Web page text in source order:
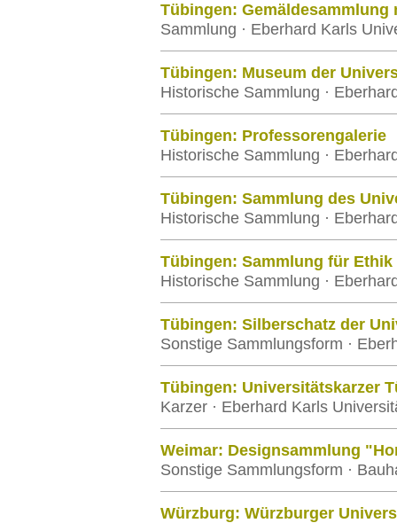
Tübingen:
Sammlung · Eberhard Karls
Tübingen: Museum der
Historische Sammlung ·
Tübingen: Professorengalerie
Historische Sammlung ·
Tübingen: Sammlung des
Historische Sammlung ·
Tübingen: Sammlung für
Historische Sammlung ·
Tübingen: Silberschatz der
Sonstige Sammlungsform ·
Tübingen: Universitätskarzer
Karzer · Eberhard Karls
Weimar: Designsammlung
Sonstige Sammlungsform ·
Würzburg: Würzburger